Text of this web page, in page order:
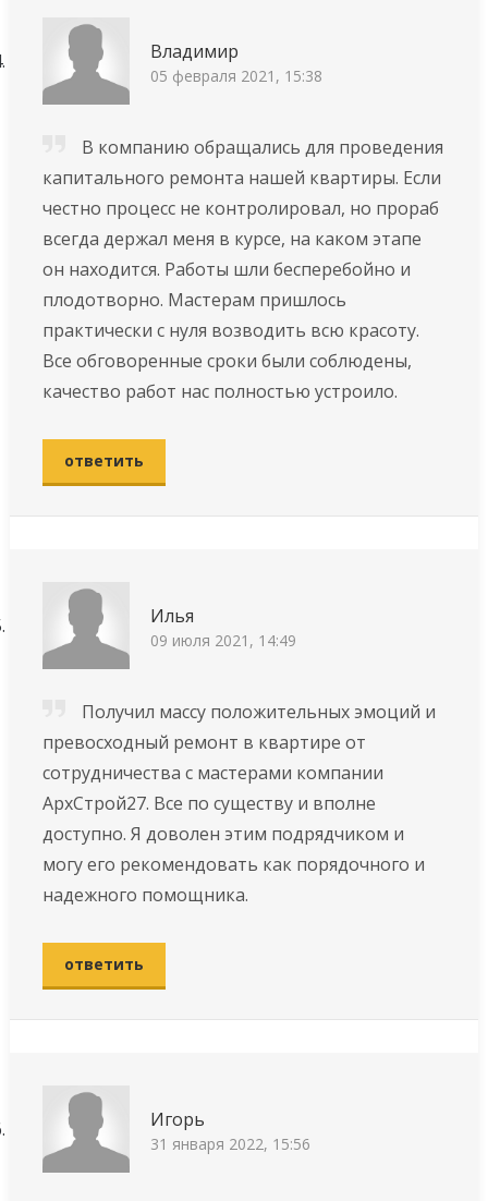
Владимир
05 февраля 2021, 15:38
В компанию обращались для проведения
капитального ремонта нашей квартиры. Если
честно процесс не контролировал, но прораб
всегда держал меня в курсе, на каком этапе
он находится. Работы шли бесперебойно и
плодотворно. Мастерам пришлось
практически с нуля возводить всю красоту.
Все обговоренные сроки были соблюдены,
качество работ нас полностью устроило.
ответить
Илья
09 июля 2021, 14:49
Получил массу положительных эмоций и
превосходный ремонт в квартире от
сотрудничества с мастерами компании
АрхСтрой27. Все по существу и вполне
доступно. Я доволен этим подрядчиком и
могу его рекомендовать как порядочного и
надежного помощника.
ответить
Игорь
31 января 2022, 15:56